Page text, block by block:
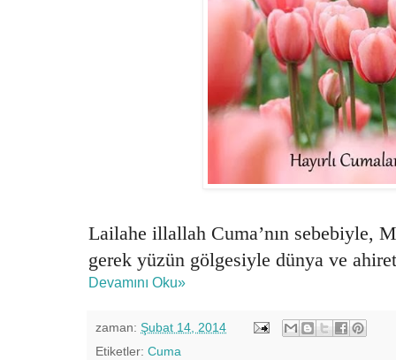
Lailahe illallah Cuma’nın sebebiyle,
gerek yüzün gölgesiyle dünya ve
Devamını Oku»
zaman: Şubat 14, 2014
Etiketler: Cuma